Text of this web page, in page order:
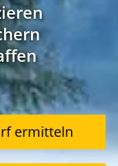
ermitteln